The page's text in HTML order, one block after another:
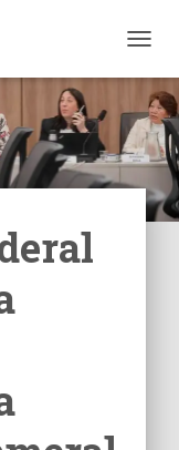
A
B
A
M
O